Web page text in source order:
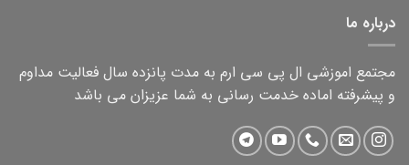
درباره ما
مجتمع اموزشی ال پی سی ارم به مدت پانزده سال فعالیت مداوم
و پیشرفته اماده خدمت رسانی به شما عزیزان می باشد